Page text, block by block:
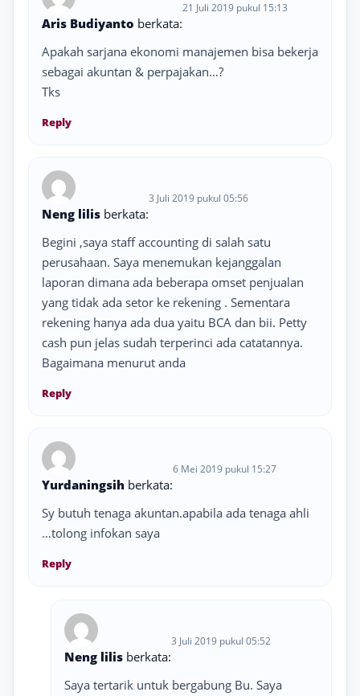
Aris Budiyanto berkata:
21 Juli 2019 pukul 15:13
Apakah sarjana ekonomi manajemen bisa bekerja
sebagai akuntan & perpajakan…?
Tks
Reply
Neng lilis berkata:
3 Juli 2019 pukul 05:56
Begini ,saya staff accounting di salah satu
perusahaan. Saya menemukan kejanggalan
laporan dimana ada beberapa omset penjualan
yang tidak ada setor ke rekening . Sementara
rekening hanya ada dua yaitu BCA dan bii. Petty
cash pun jelas sudah terperinci ada catatannya.
Bagaimana menurut anda
Reply
Yurdaningsih berkata:
6 Mei 2019 pukul 15:27
Sy butuh tenaga akuntan.apabila ada tenaga ahli
…tolong infokan saya
Reply
Neng lilis berkata:
3 Juli 2019 pukul 05:52
Saya tertarik untuk bergabung Bu. Saya